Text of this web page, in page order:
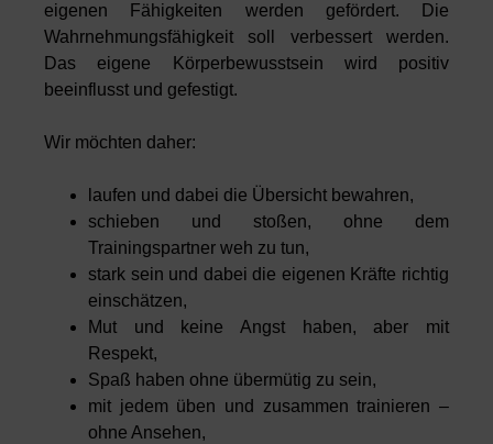
eigenen Fähigkeiten werden gefördert. Die
Wahrnehmungsfähigkeit soll verbessert werden.
Das eigene Körperbewusstsein wird positiv
beeinflusst und gefestigt.
Wir möchten daher:
laufen und dabei die Übersicht bewahren,
schieben und stoßen, ohne dem
Trainingspartner weh zu tun,
stark sein und dabei die eigenen Kräfte richtig
einschätzen,
Mut und keine Angst haben, aber mit
Respekt,
Spaß haben ohne übermütig zu sein,
mit jedem üben und zusammen trainieren –
ohne Ansehen,